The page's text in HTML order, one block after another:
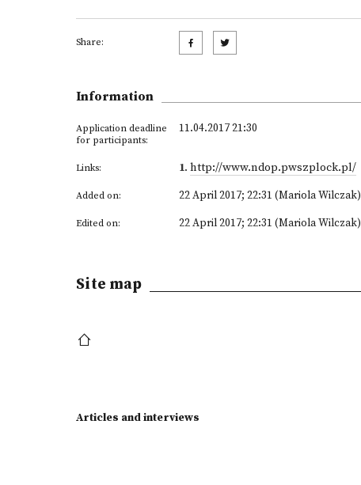
Share:
Information
Application deadline
for participants:
11.04.2017 21:30
Links: 1. http://www.ndop.pwszplock.pl/
Added on: 22 April 2017; 22:31 (Mariola Wilczak)
Edited on: 22 April 2017; 22:31 (Mariola Wilczak)
Site map
Articles and interviews